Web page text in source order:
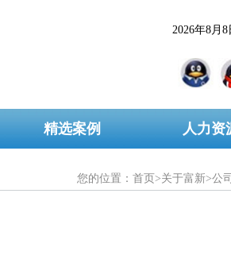
2026年8月
精选案例 人力资
您的位置： 首页 >关于富新>公